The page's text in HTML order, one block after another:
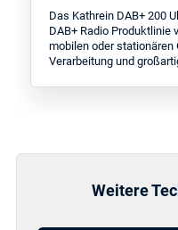
Das Kathrein DAB+ 200
DAB+ Radio Produktlinie
mobilen oder
Verarbeitung und
Weitere